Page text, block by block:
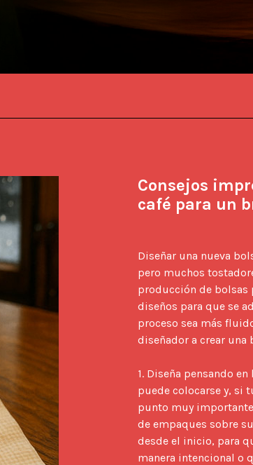
Consejos
café para un
Diseñar una nueva
pero muchos
producción de bolsas
diseños para que se
proceso sea más
diseñador a crear
1. Diseña pensando
puede colocarse y, si
punto muy
de empaques sobre
desde el inicio, para
manera intencional o